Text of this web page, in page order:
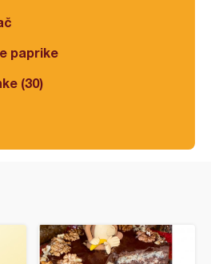
paprike
(30)